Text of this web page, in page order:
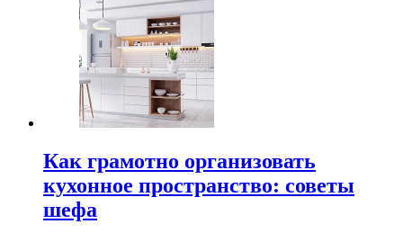
Как грамотно организовать
кухонное пространство: советы
шефа